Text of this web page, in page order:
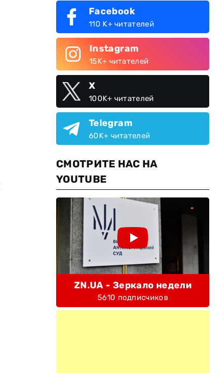
Facebook
110 K+ читателей
Instagram
15K+ читателей
X
100K+ читателей
Telegram
60K+ читателей
СМОТРИТЕ НАС НА
YOUTUBE
ZN.UA - Зеркало недели
5610 подписчиков